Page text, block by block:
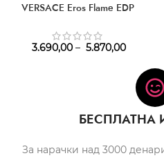
VERSACE Eros Flame EDP
3.690,00 – 5.870,00
БЕСПЛАТНА
За нарачки над 3000